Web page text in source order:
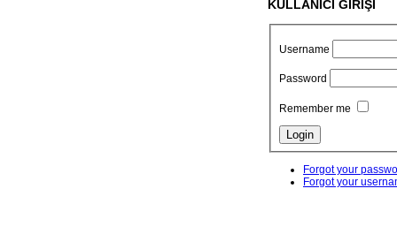
KULLANICI GİRİŞİ
Username
Password
Remember me
Forgot your
Forgot your